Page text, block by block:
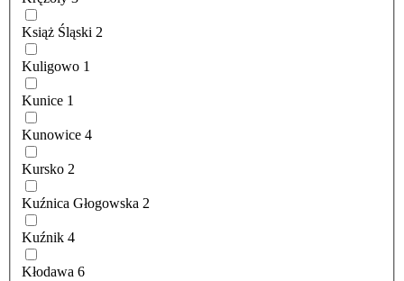
Książ Śląski 2
Kuligowo 1
Kunice 1
Kunowice 4
Kursko 2
Kuźnica Głogowska 2
Kuźnik 4
Kłodawa 6